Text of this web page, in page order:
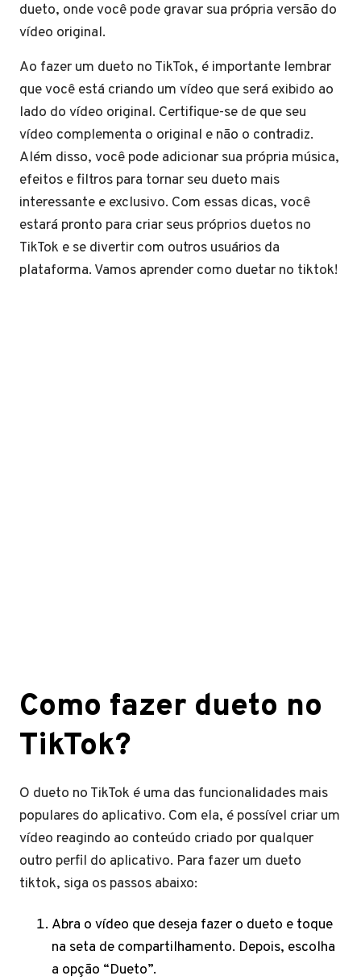
dueto, onde você pode gravar sua própria versão do
vídeo original.
Ao fazer um dueto no TikTok, é importante lembrar
que você está criando um vídeo que será exibido ao
lado do vídeo original. Certifique-se de que seu
vídeo complementa o original e não o contradiz.
Além disso, você pode adicionar sua própria música,
efeitos e filtros para tornar seu dueto mais
interessante e exclusivo. Com essas dicas, você
estará pronto para criar seus próprios duetos no
TikTok e se divertir com outros usuários da
plataforma. Vamos aprender como duetar no tiktok!
Como fazer dueto no
TikTok?
O dueto no TikTok é uma das funcionalidades mais
populares do aplicativo. Com ela, é possível criar um
vídeo reagindo ao conteúdo criado por qualquer
outro perfil do aplicativo. Para fazer um dueto
tiktok, siga os passos abaixo:
Abra o vídeo que deseja fazer o dueto e toque
na seta de compartilhamento. Depois, escolha
a opção “Dueto”.